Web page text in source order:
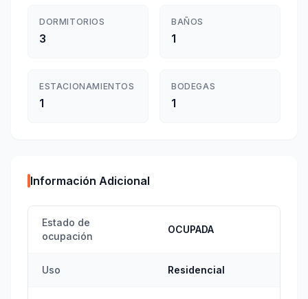
DORMITORIOS
3
BAÑOS
1
ESTACIONAMIENTOS
1
BODEGAS
1
Información Adicional
Estado de
ocupación
OCUPADA
Uso Residencial